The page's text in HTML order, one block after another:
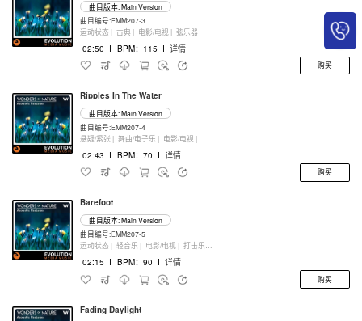
曲目版本: Main Version
曲目编号:EMM207-3
运动状态 | 古典 | 电影/电视 | 弦乐器
02:50 I BPM：115 I 详情
购买
Ripples In The Water
曲目版本: Main Version
曲目编号:EMM207-4
悬疑/紧张 | 舞曲/电子乐 | 电影/电视 |
02:43 I BPM：70 I 详情
购买
Barefoot
曲目版本: Main Version
曲目编号:EMM207-5
运动状态 | 轻音乐 | 电影/电视 | 打击乐器
02:15 I BPM：90 I 详情
购买
Fading Daylight